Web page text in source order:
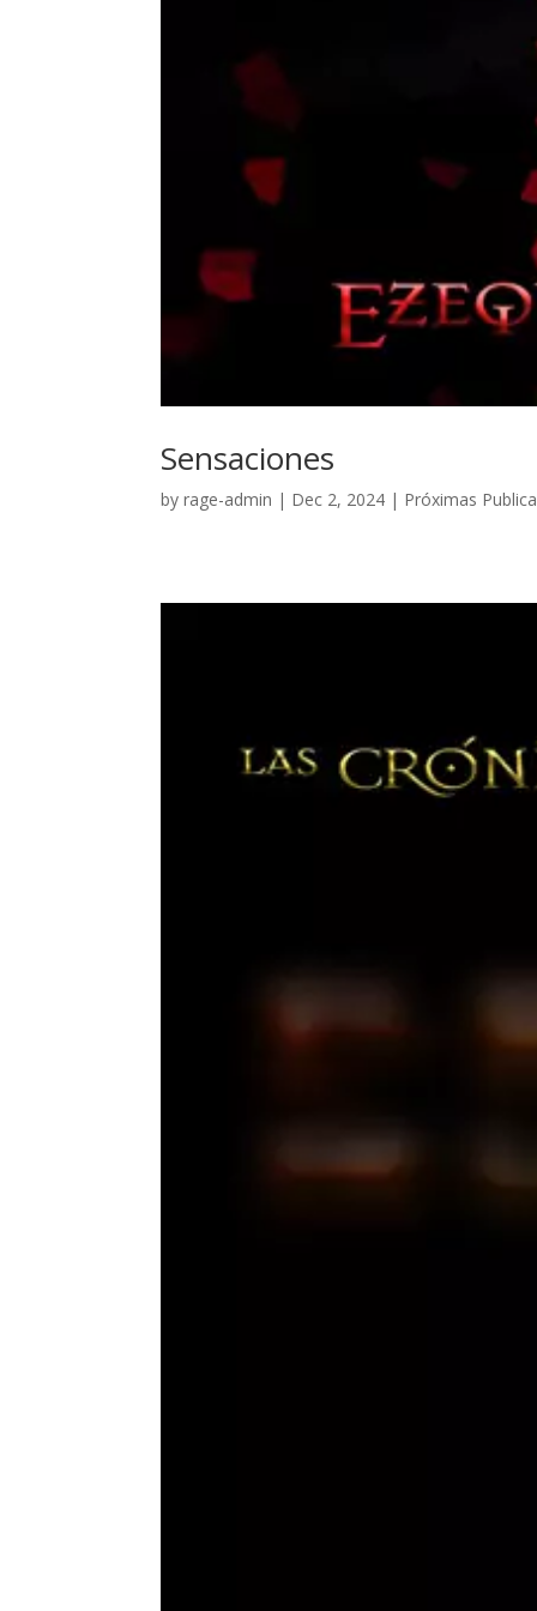
Sensaciones
byrage-admin | Dec 2, 2024 | Próximas